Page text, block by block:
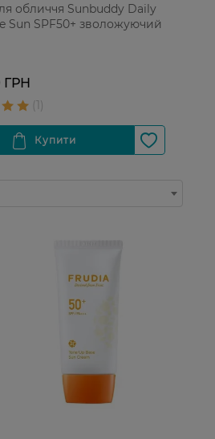
обличчя Sunbuddy Daily
Sun SPF50+ зволожуючий
ГРН